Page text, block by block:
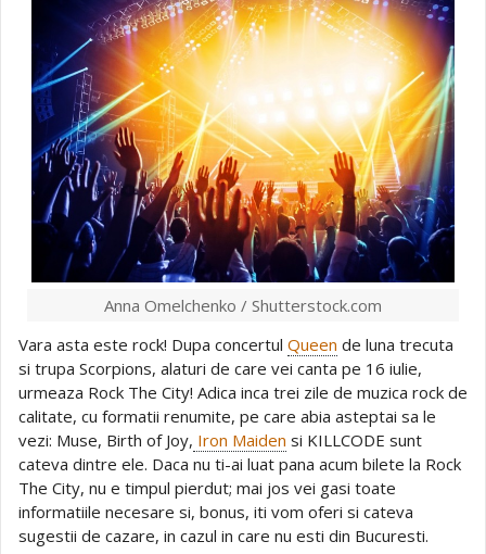
Anna Omelchenko / Shutterstock.com
Vara asta este rock! Dupa concertul Queen de luna trecuta
si trupa Scorpions, alaturi de care vei canta pe 16 iulie,
urmeaza Rock The City! Adica inca trei zile de muzica rock de
calitate, cu formatii renumite, pe care abia asteptai sa le
vezi: Muse, Birth of Joy, Iron Maiden si KILLCODE sunt
cateva dintre ele. Daca nu ti-ai luat pana acum bilete la Rock
The City, nu e timpul pierdut; mai jos vei gasi toate
informatiile necesare si, bonus, iti vom oferi si cateva
sugestii de cazare, in cazul in care nu esti din Bucuresti.